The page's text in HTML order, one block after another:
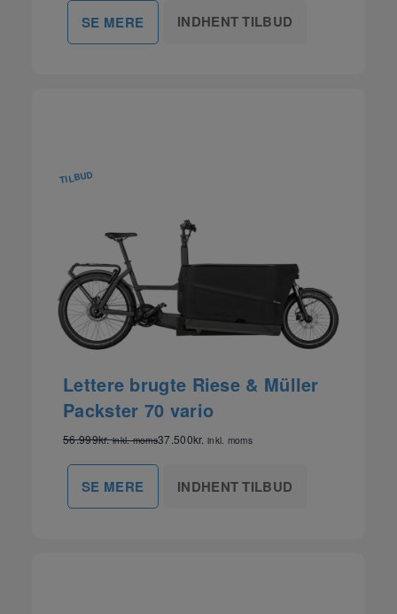
SE MERE INDHENT TILBUD
TILBUD
Lettere brugte Riese & Müller
Packster 70 vario
56.999kr. inkl. moms37.500kr. inkl. moms
SE MERE INDHENT TILBUD